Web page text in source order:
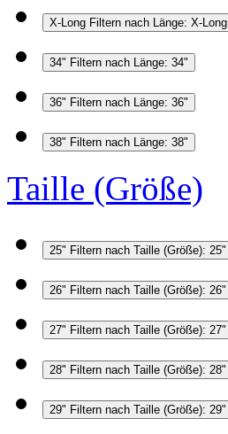
X-Long Filtern nach Länge: X-Long
34" Filtern nach Länge: 34"
36" Filtern nach Länge: 36"
38" Filtern nach Länge: 38"
Taille (Größe)
25" Filtern nach Taille (Größe): 25"
26" Filtern nach Taille (Größe): 26"
27" Filtern nach Taille (Größe): 27"
28" Filtern nach Taille (Größe): 28"
29" Filtern nach Taille (Größe): 29"